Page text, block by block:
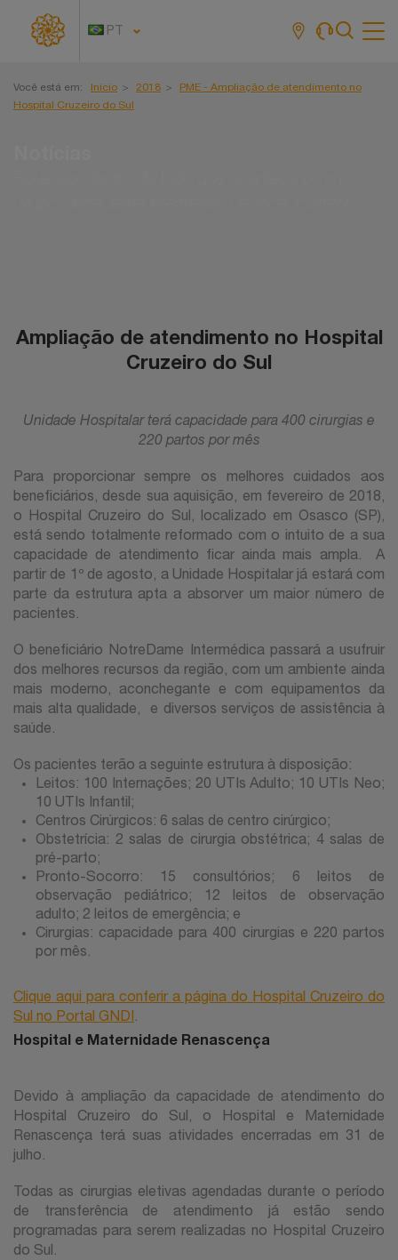
PT
Você está em: Início 2018
PME - Ampliação de atendimento no
Hospital Cruzeiro do Sul
Ampliação de atendimento no Hospital
Cruzeiro do Sul
Unidade Hospitalar terá capacidade para 400 cirurgias e
220 partos por mês
Para proporcionar sempre os melhores cuidados aos
beneficiários, desde sua aquisição, em fevereiro de 2018,
o Hospital Cruzeiro do Sul, localizado em Osasco (SP),
está sendo totalmente reformado com o intuito de a sua
capacidade de atendimento ficar ainda mais ampla. A
partir de 1º de agosto, a Unidade Hospitalar já estará com
parte da estrutura apta a absorver um maior número de
pacientes.
O beneficiário NotreDame Intermédica passará a usufruir
dos melhores recursos da região, com um ambiente ainda
mais moderno, aconchegante e com equipamentos da
mais alta qualidade, e diversos serviços de assistência à
saúde.
Os pacientes terão a seguinte estrutura à disposição:
Leitos: 100 Internações; 20 UTIs Adulto; 10 UTIs Neo;
10 UTIs Infantil;
Centros Cirúrgicos: 6 salas de centro cirúrgico;
Obstetrícia: 2 salas de cirurgia obstétrica; 4 salas de
pré-parto;
Pronto-Socorro: 15 consultórios; 6 leitos de
observação pediátrico; 12 leitos de observação
adulto; 2 leitos de emergência; e
Cirurgias: capacidade para 400 cirurgias e 220 partos
por mês.
Clique aqui para conferir a página do Hospital Cruzeiro do
Sul no Portal GNDI
Hospital e Maternidade Renascença
Devido à ampliação da capacidade de atendimento do
Hospital Cruzeiro do Sul, o Hospital e Maternidade
Renascença terá suas atividades encerradas em 31 de
julho.
Todas as cirurgias eletivas agendadas durante o período
de transferência de atendimento já estão sendo
programadas para serem realizadas no Hospital Cruzeiro
do Sul.